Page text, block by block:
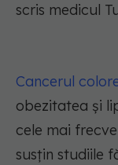
scris medicul
Cancerul
obezitatea și
cele mai
susțin studiile